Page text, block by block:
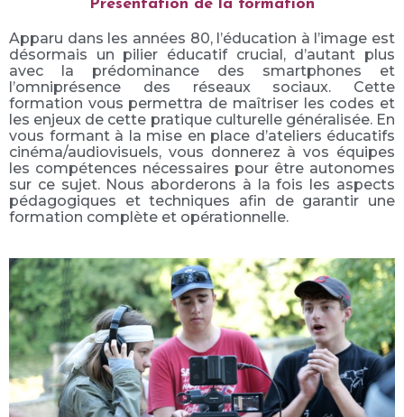
Présentation de la formation
Apparu dans les années 80, l’éducation à l’image est
désormais un pilier éducatif crucial, d’autant plus
avec la prédominance des smartphones et
l’omniprésence des réseaux sociaux. Cette
formation vous permettra de maîtriser les codes et
les enjeux de cette pratique culturelle généralisée. En
vous formant à la mise en place d’ateliers éducatifs
cinéma/audiovisuels, vous donnerez à vos équipes
les compétences nécessaires pour être autonomes
sur ce sujet. Nous aborderons à la fois les aspects
pédagogiques et techniques afin de garantir une
formation complète et opérationnelle.